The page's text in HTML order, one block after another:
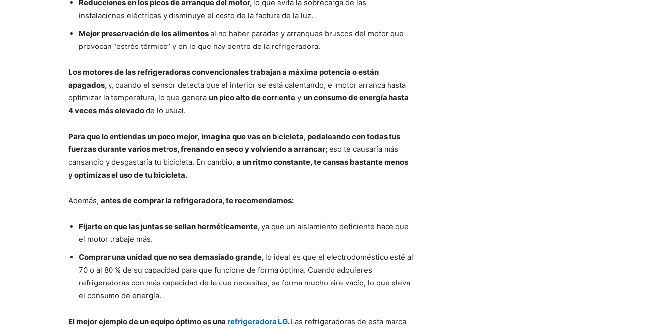
Reducciones en los picos de arranque del motor, lo que evita la sobrecarga de las
instalaciones eléctricas y disminuye el costo de la factura de la luz.
Mejor preservación de los alimentosal no haber paradas y arranques bruscos del motor que
provocan “estrés térmico” y en lo que hay dentro de la refrigeradora.
Los motores de las refrigeradoras convencionales trabajan a máxima potencia o están
apagados,y, cuando el sensor detecta que el interior se está calentando, el motor arranca hasta
optimizar la temperatura, lo que genera un pico alto de corriente y un consumo de energía hasta
4 veces más elevadode lo usual.
Para que lo entiendas un poco mejor, imagina que vas en bicicleta, pedaleando con todas tus
fuerzas durante varios metros, frenando en seco y volviendo a arrancar; eso te causaría más
cansancio y desgastaría tu bicicleta. En cambio, a un ritmo constante, te cansas bastante menos
y optimizas el uso de tu bicicleta.
Además, antes de comprar la refrigeradora, te recomendamos:
Fijarte en que las juntas se sellan herméticamente,ya que un aislamiento deficiente hace que
el motor trabaje más.
Comprar una unidad que no sea demasiado grande, lo ideal es que el electrodoméstico esté al
70 o al 80 % de su capacidad para que funcione de forma óptima. Cuando adquieres
refrigeradoras con más capacidad de la que necesitas, se forma mucho aire vacío, lo que eleva
el consumo de energía.
El mejor ejemplo de un equipo óptimo es una refrigeradora LG.Las refrigeradoras de esta marca